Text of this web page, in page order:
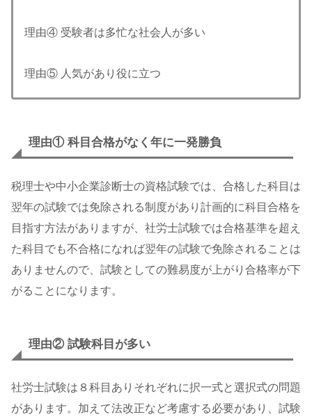
理由④ 受験者は多忙な社会人が多い
理由⑤ 人気があり役に立つ
理由① 科目合格がなく年に一発勝負
税理士や中小企業診断士の資格試験では、合格した科目は
翌年の試験では免除される制度があり計画的に科目合格を
目指す方法がありますが、社労士試験では合格基準を超え
た科目でも不合格になれば翌年の試験で免除されることは
ありませんので、試験としての難易度が上がり合格率が下
がることになります。
理由② 試験科目が多い
社労士試験は８科目ありそれぞれに択一式と選択式の問題
があります。加えて法改正など考慮する必要があり、試験